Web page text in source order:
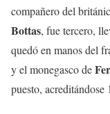
compañero del
Bottas, fue tercero,
quedó en manos del
y el monegasco de
puesto, acreditándose